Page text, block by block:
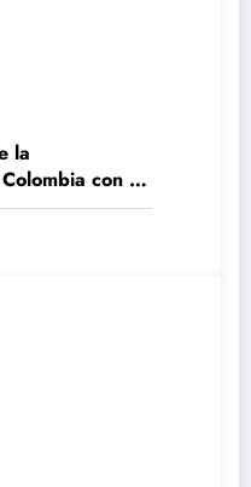
la
con su
IV de ICREA